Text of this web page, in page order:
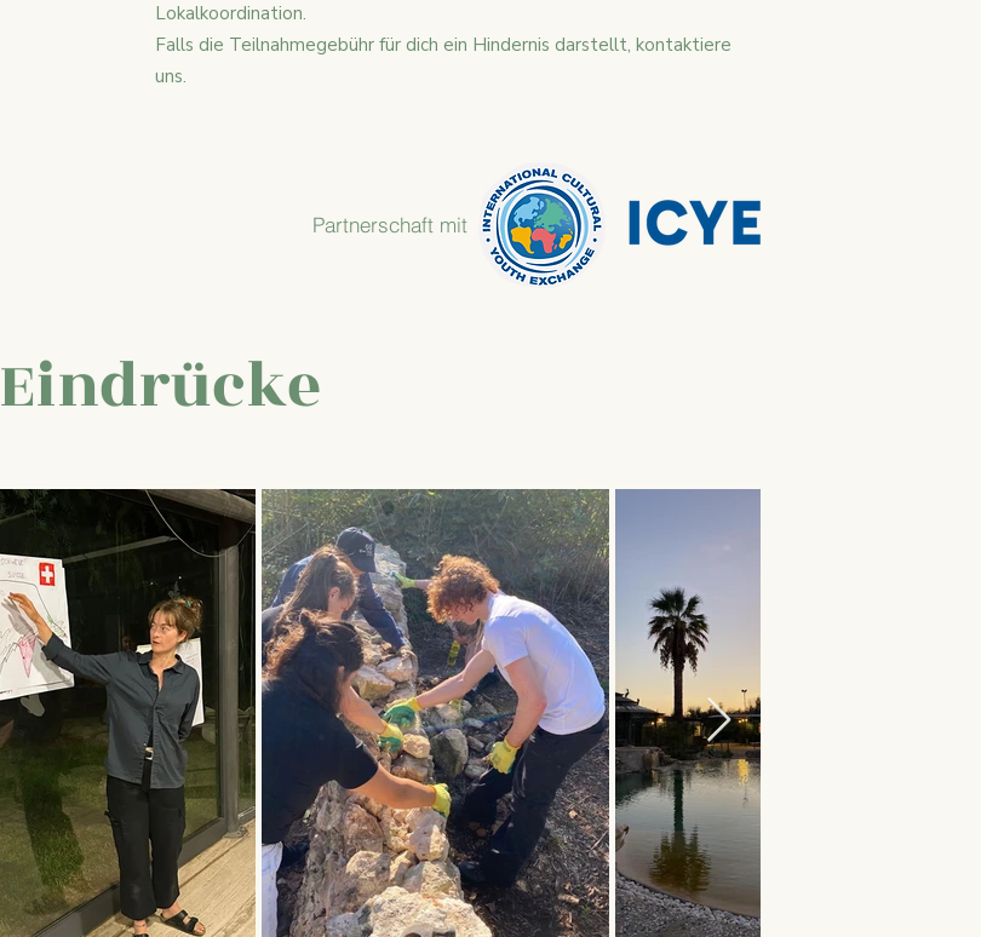
Lokalkoordination.
Falls die Teilnahmegebühr für dich ein Hindernis darstellt, kontaktiere
uns.
Partnerschaft mit
Eindrücke